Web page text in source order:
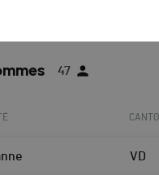
47
VD